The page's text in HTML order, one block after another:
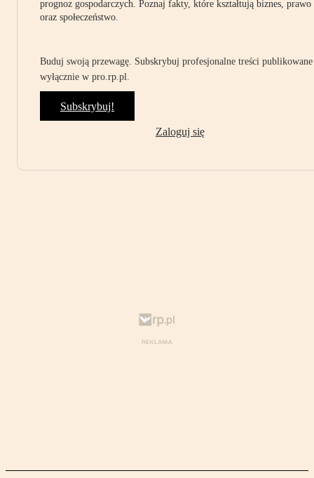
prognoz gospodarczych. Poznaj fakty, które kształtują biznes, prawo
oraz społeczeństwo.
Buduj swoją przewagę. Subskrybuj profesjonalne treści publikowane
wyłącznie w pro.rp.pl.
Subskrybuj!
Zaloguj się